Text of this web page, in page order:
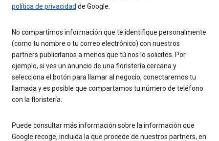
política de privacidad de Google.
No compartimos información que te identifique personalmente
(como tu nombre o tu correo electrónico) con nuestros
partners publicitarios a menos que tú nos lo solicites. Por
ejemplo, si ves un anuncio de una floristería cercana y
selecciona el botón para llamar al negocio, conectaremos tu
llamada y es posible que compartamos tu número de teléfono
con la floristería.
Puede consultar más información sobre la información que
Google recoge, incluida la que procede de nuestros partners, en